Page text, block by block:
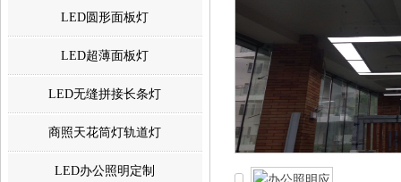
LED圆形面板灯
LED超薄面板灯
LED无缝拼接长条灯
商照天花筒灯轨道灯
LED办公照明定制